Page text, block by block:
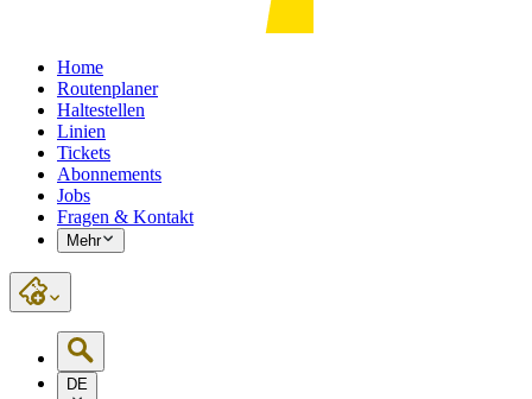
Home
Routenplaner
Haltestellen
Linien
Tickets
Abonnements
Jobs
Fragen & Kontakt
Mehr
DE